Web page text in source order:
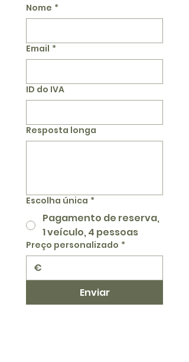
Nome *
Email *
ID do IVA
Resposta longa
Escolha única *
Pagamento de reserva,
1 veículo, 4 pessoas
Preço personalizado *
€
Enviar